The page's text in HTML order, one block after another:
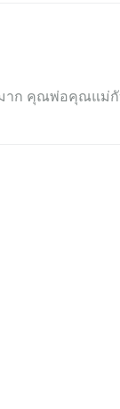
าก คุณพ่อคุณแม่